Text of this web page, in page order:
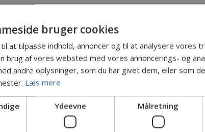
bruger cookies
at tilpasse indhold, annoncer og til at analysere vores
brug af vores websted med vores annoncerings- og
andre oplysninger, som du har givet dem, eller som
Læs mere
Ydeevne Målretning